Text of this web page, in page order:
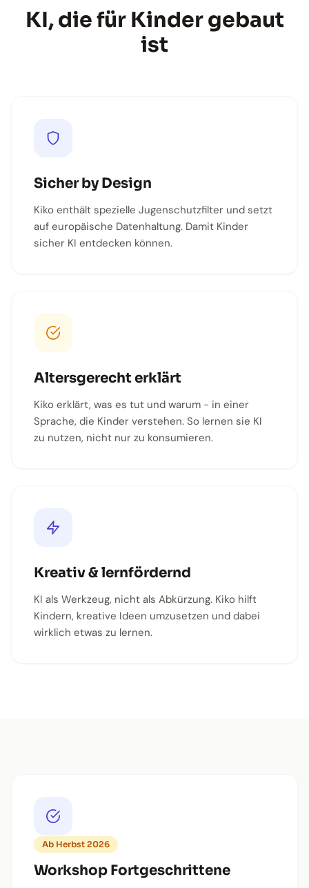
KI, die für Kinder gebaut
ist
Sicher by Design
Kiko enthält spezielle Jugenschutzfilter und setzt
auf europäische Datenhaltung. Damit Kinder
sicher KI entdecken können.
Altersgerecht erklärt
Kiko erklärt, was es tut und warum - in einer
Sprache, die Kinder verstehen. So lernen sie KI
zu nutzen, nicht nur zu konsumieren.
Kreativ & lernfördernd
KI als Werkzeug, nicht als Abkürzung. Kiko hilft
Kindern, kreative Ideen umzusetzen und dabei
wirklich etwas zu lernen.
Ab Herbst 2026
Workshop Fortgeschrittene